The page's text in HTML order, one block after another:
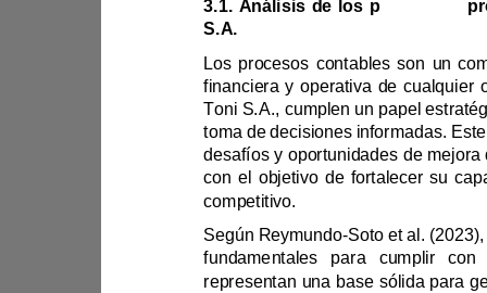
3.1. Análisis de los p
p
competitivo.
Según Reymundo-